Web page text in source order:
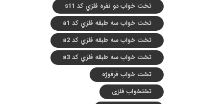
تخت خواب دو نفره فلزي کد s11
تخت خواب سه طبقه فلزي کد a1
تخت خواب سه طبقه فلزي کد a2
تخت خواب سه طبقه فلزي کد a3
تخت خواب فرفوژه
تختخواب فلزی